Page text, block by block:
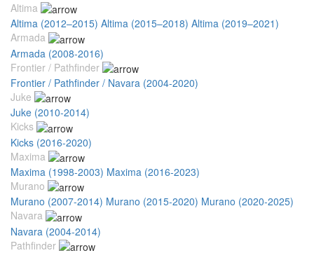
Altima
Altima (2012–2015) Altima (2015–2018) Altima (2019–2021)
Armada
Armada (2008-2016)
Frontier / Pathfinder
Frontier / Pathfinder / Navara (2004-2020)
Juke
Juke (2010-2014)
Kicks
Kicks (2016-2020)
Maxima
Maxima (1998-2003) Maxima (2016-2023)
Murano
Murano (2007-2014) Murano (2015-2020) Murano (2020-2025)
Navara
Navara (2004-2014)
Pathfinder